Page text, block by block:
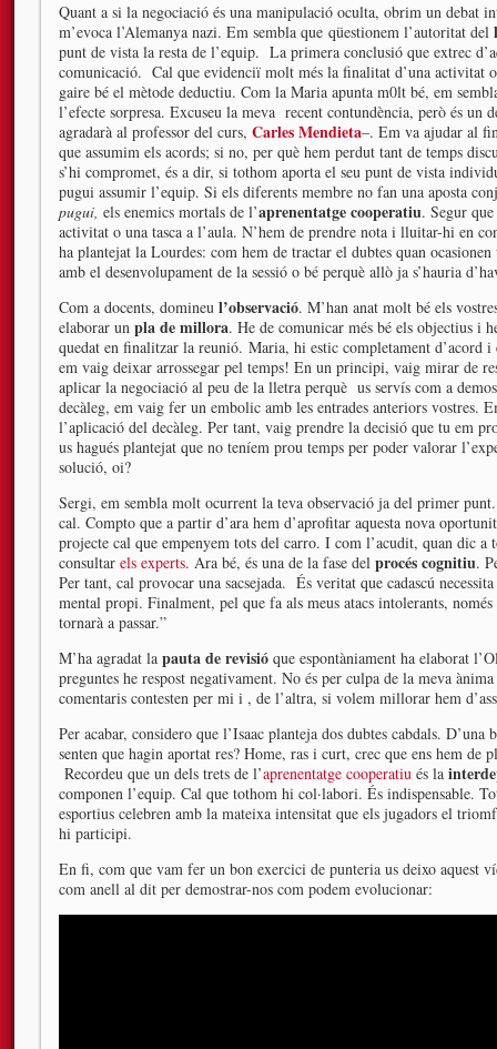
Quant a si la negociació és una manipulació oculta, obrim un debat
m’evoca l’Alemanya nazi. Em sembla que qüestionem l’autoritat del
punt de vista la resta de l’equip. La primera conclusió que extrec
comunicació. Cal que evidenciï molt més la finalitat d’una activitat
gaire bé el mètode deductiu. Com la Maria apunta m0lt bé, em
l’efecte sorpresa. Excuseu la meva recent contundència, però és un
agradarà al professor del curs, Carles Mendieta–. Em va ajudar al
que assumim els acords; si no, per què hem perdut tant de temps
s’hi compromet, és a dir, si tothom aporta el seu punt de vista
pugui assumir l’equip. Si els diferents membre no fan una aposta
pugui, els enemics mortals de l’aprenentatge cooperatiu. Segur
activitat o una tasca a l’aula. N’hem de prendre nota i lluitar-hi en
ha plantejat la Lourdes: com hem de tractar el dubtes quan
amb el desenvolupament de la sessió o bé perquè allò ja s’hauria
Com a docents, domineu l’observació. M’han anat molt bé els
elaborar un pla de millora. He de comunicar més bé els objectius i
quedat en finalitzar la reunió. Maria, hi estic completament d’acord
em vaig deixar arrossegar pel temps! En un principi, vaig mirar de
aplicar la negociació al peu de la lletra perquè us servís com a
decàleg, em vaig fer un embolic amb les entrades anteriors vostres.
l’aplicació del decàleg. Per tant, vaig prendre la decisió que tu em
us hagués plantejat que no teníem prou temps per poder valorar
solució, oi?
Sergi, em sembla molt ocurrent la teva observació ja del primer
cal. Compto que a partir d’ara hem d’aprofitar aquesta nova
projecte cal que empenyem tots del carro. I com l’acudit, quan dic
consultar els experts. Ara bé, és una de la fase del procés cognitiu.
Per tant, cal provocar una sacsejada. És veritat que cadascú
mental propi. Finalment, pel que fa als meus atacs intolerants,
tornarà a passar.”
M’ha agradat la pauta de revisió que espontàniament ha elaborat
preguntes he respost negativament. No és per culpa de la meva
comentaris contesten per mi i , de l’altra, si volem millorar hem
Per acabar, considero que l’Isaac planteja dos dubtes cabdals. D’una
senten que hagin aportat res? Home, ras i curt, crec que ens hem
Recordeu que un dels trets de l’aprenentatge cooperatiu és la
componen l’equip. Cal que tothom hi col·labori. És indispensable.
esportius celebren amb la mateixa intensitat que els jugadors el
hi participi.
En fi, com que vam fer un bon exercici de punteria us deixo aquest
com anell al dit per demostrar-nos com podem evolucionar: